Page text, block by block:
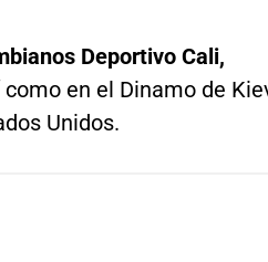
Deportivo Cali,
como en el Dinamo de
Unidos.